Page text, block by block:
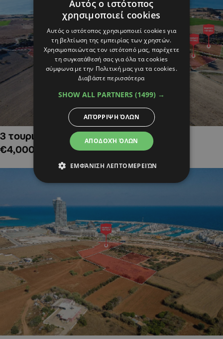
3 τουριστικά χωράφια στην Αλαμινό,
€4,000,000
Αυτός ο ιστότοπος
χρησιμοποιεί cookies
Αυτός ο ιστότοπος χρησιμοποιεί cookies για
τη βελτίωση της εμπειρίας των χρηστών.
Χρησιμοποιώντας τον ιστότοπό μας, παρέχετε
τη συγκατάθεσή σας για όλα τα cookies
σύμφωνα με την Πολιτική μας για τα cookies.
Διαβάστε περισσότερα
SHOW ALL PARTNERS (1499) →
ΑΠΟΔΟΧΉ ΌΛΩΝ
ΑΠΌΡΡΙΨΗ ΌΛΩΝ
ΕΜΦΆΝΙΣΗ ΛΕΠΤΟΜΕΡΕΙΏΝ